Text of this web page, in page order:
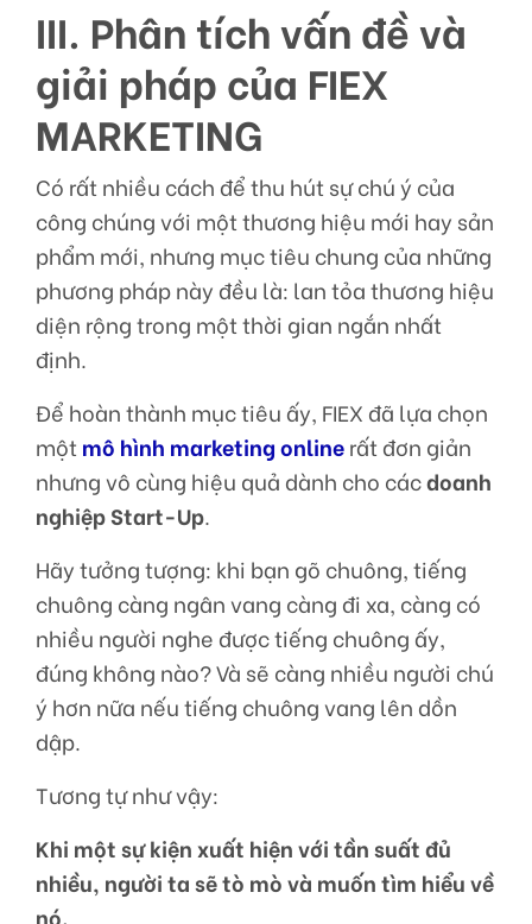
III. Phân tích vấn đề và
giải pháp của FIEX
MARKETING
Có rất nhiều cách để thu hút sự chú ý của
công chúng với một thương hiệu mới hay sản
phẩm mới, nhưng mục tiêu chung của những
phương pháp này đều là: lan tỏa thương hiệu
diện rộng trong một thời gian ngắn nhất
định.
Để hoàn thành mục tiêu ấy, FIEX đã lựa chọn
một mô hình marketing onlinerất đơn giản
nhưng vô cùng hiệu quả dành cho cácdoanh
nghiệp Start-Up.
Hãy tưởng tượng: khi bạn gõ chuông, tiếng
chuông càng ngân vang càng đi xa, càng có
nhiều người nghe được tiếng chuông ấy,
đúng không nào? Và sẽ càng nhiều người chú
ý hơn nữa nếu tiếng chuông vang lên dồn
dập.
Tương tự như vậy:
Khi một sự kiện xuất hiện với tần suất đủ
nhiều, người ta sẽ tò mò và muốn tìm hiểu về
nó.